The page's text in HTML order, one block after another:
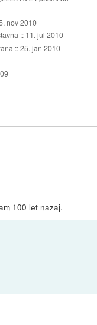
nov 2010
:: 11. jul 2010
::25. jan 2010
100 let nazaj.